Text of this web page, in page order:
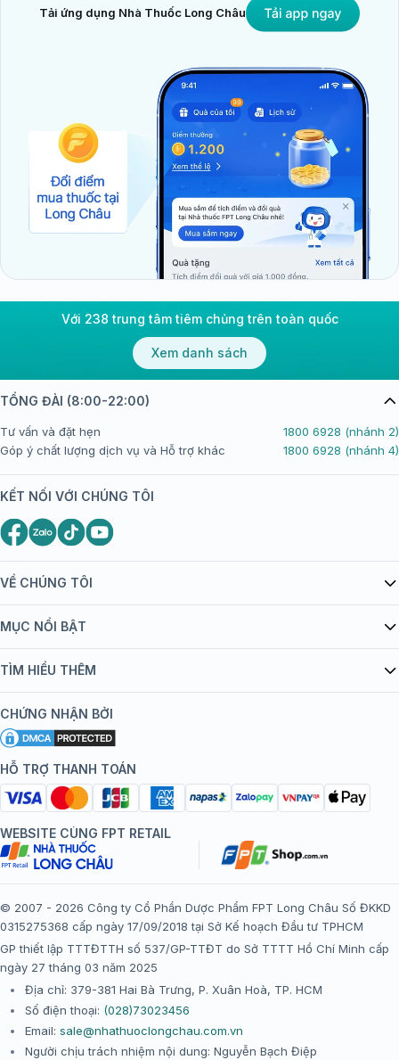
Tải ứng dụng Nhà Thuốc Long Châu
Với 238 trung tâm tiêm chủng trên toàn quốc
Xem danh sách
VỀ CHÚNG TÔI
Giới thiệu Tiêm Chủng FPT Long Châu
bán hàng
Chính sách nội dung
Chính sách bảo mật
Chính sách bảo mật dữ liệu cá nhân
Chính sách thanh toán
Chính sách đổi trả gói, mũi tiêm tại trung tâm tiêm chủng
FPT Long Châu
Thể lệ chương trình “Tích điểm nhận đặc quyền”
MỤC NỔI BẬT
Danh mục vắc xin
Đội ngũ bác sĩ, chuyên gia
Hệ thống trung tâm tiêm chủng
TÌM HIỂU THÊM
Khuyến mãi
Tôi nên tiêm gì?
Tiêm chủng đi nước ngoài
CHỨNG NHẬN BỞI
HỖ TRỢ THANH TOÁN
TỔNG ĐÀI (8:00-22:00)
Tư vấn và đặt hẹn
1800 6928 (nhánh 2)
Góp ý chất lượng dịch vụ và Hỗ trợ khác
1800 6928 (nhánh 4)
KẾT NỐI VỚI CHÚNG TÔI
WEBSITE CÙNG FPT RETAIL
© 2007 - 2026 Công ty Cổ Phần Dược Phẩm FPT Long Châu Số ĐKKD
0315275368 cấp ngày 17/09/2018 tại Sở Kế hoạch Đầu tư TPHCM
GP thiết lập TTTĐTTH số 537/GP-TTĐT do Sở TTTT Hồ Chí Minh cấp
ngày 27 tháng 03 năm 2025
Địa chỉ: 379-381 Hai Bà Trưng, P. Xuân Hoà, TP. HCM
Số điện thoại: (028)73023456
Email: sale@nhathuoclongchau.com.vn
Người chịu trách nhiệm nội dung: Nguyễn Bạch Điệp